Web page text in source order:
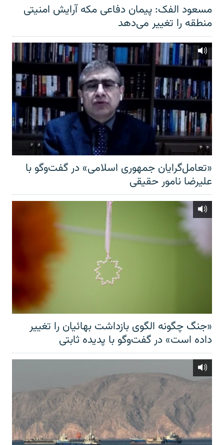
مسعود الفک: پیمان دفاعی مکه آرایش امنیتی
منطقه را تغییر می‌دهد
«تعامل‌گرایان جمهوری اسلامی» در گفت‌وگو با
علیرضا نامور حقیقی
«جنگ چگونه الگوی بازداشت بهائیان را تغییر
داده است» در گفت‌وگو با پدیده ثابتی